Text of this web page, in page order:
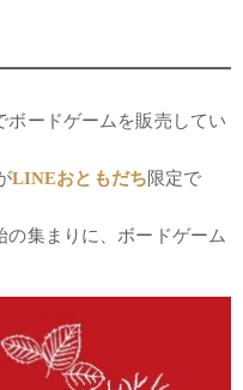
ボードゲームを販売してい
LINEおともだち限定で
集まりに、ボードゲーム